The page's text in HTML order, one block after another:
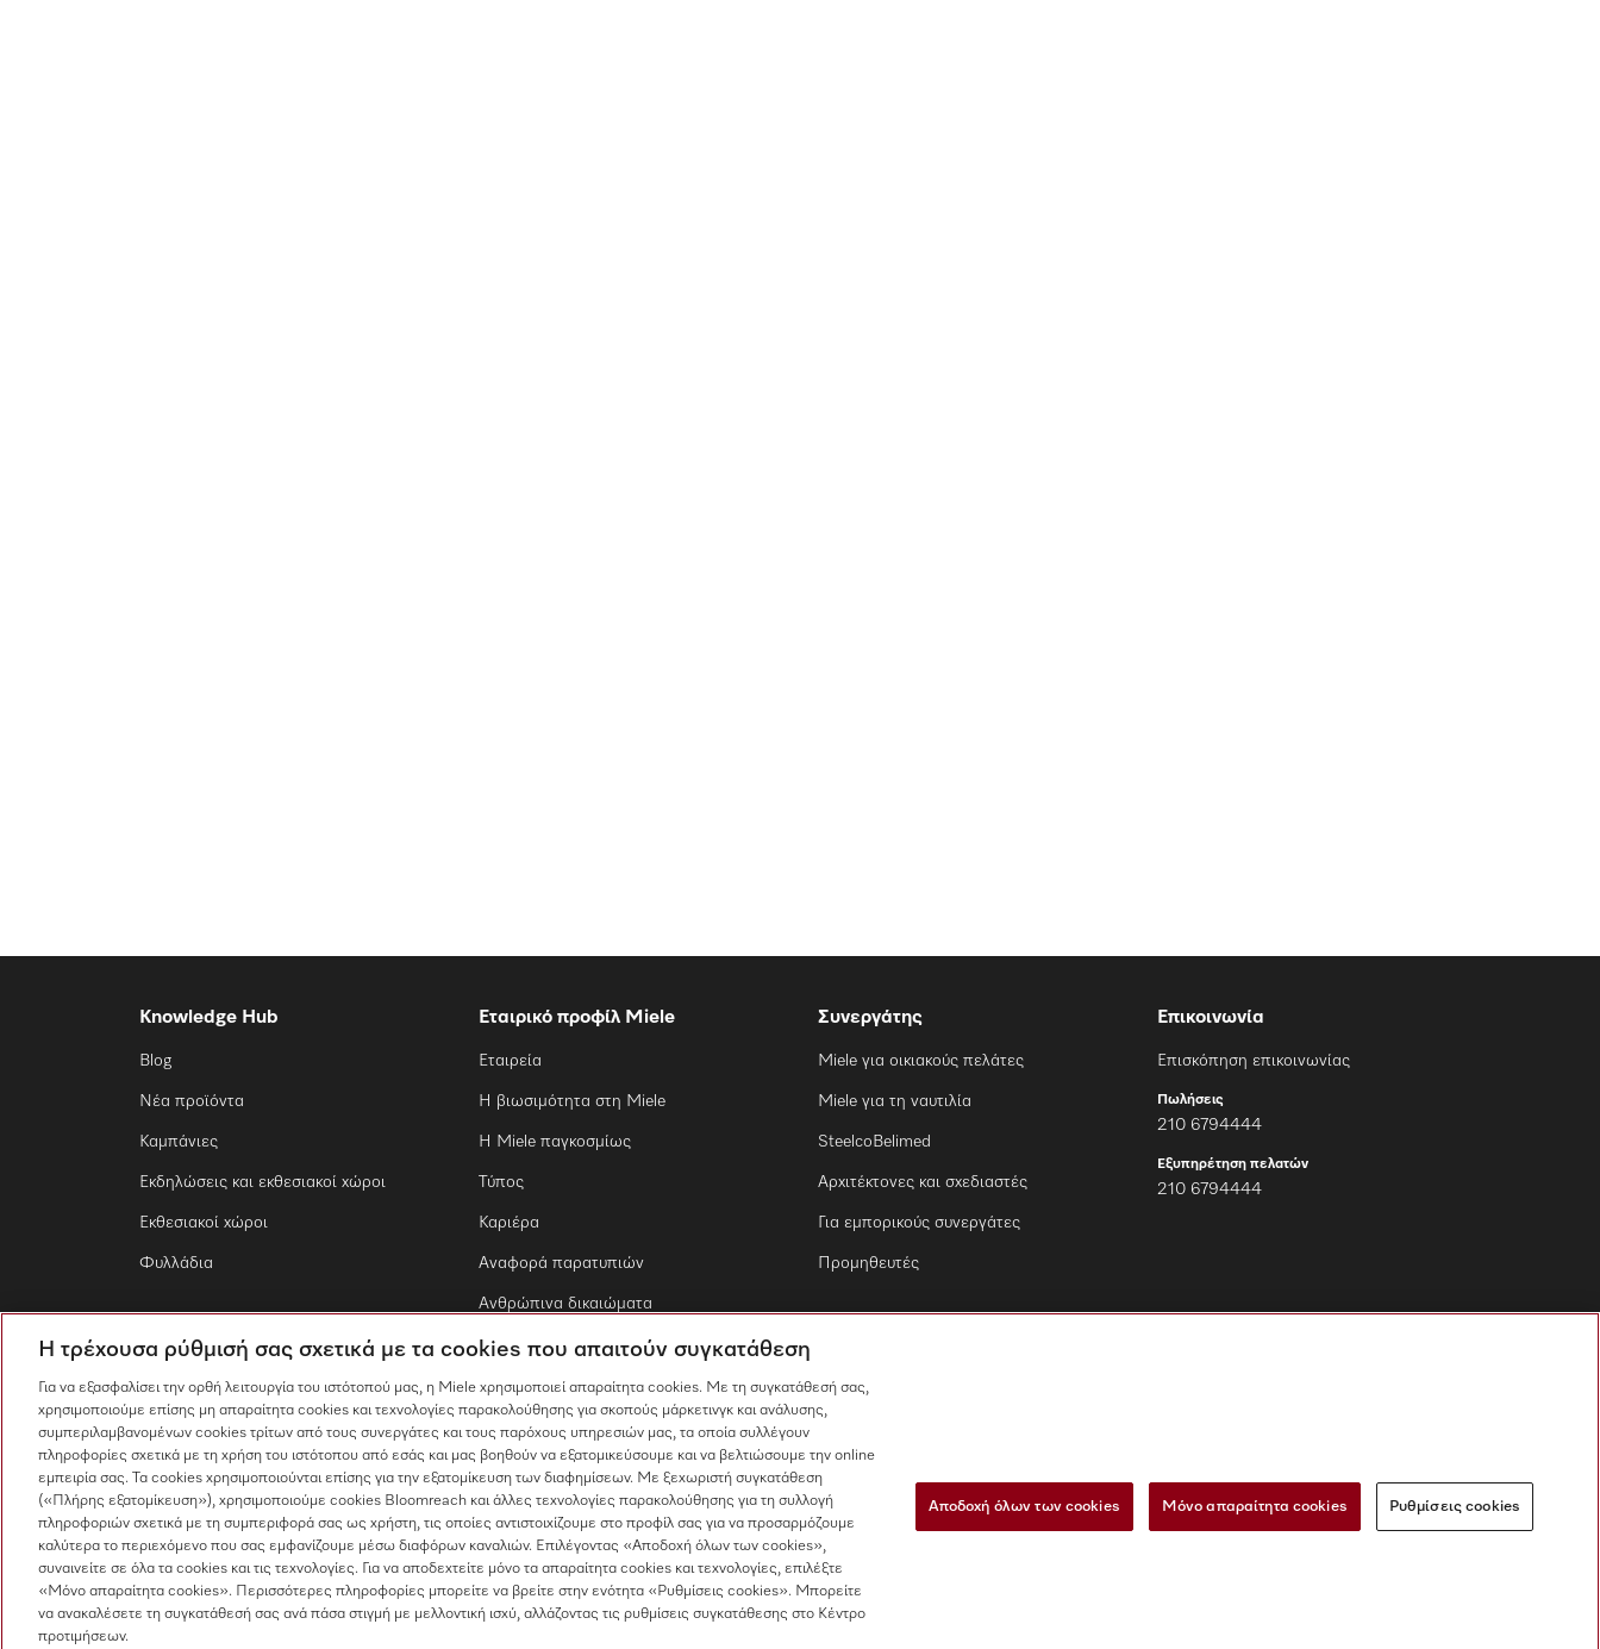
Knowledge Hub
Blog
Νέα προϊόντα
Καμπάνιες
Εκδηλώσεις και εκθεσιακοί χώροι
Εκθεσιακοί χώροι
Φυλλάδια
Εταιρικό προφίλ Miele
Εταιρεία
Η βιωσιμότητα στη Miele
Η Miele παγκοσμίως
Τύπος
Καριέρα
Αναφορά παρατυπιών
Ανθρώπινα δικαιώματα
Συνεργάτης
Miele για οικιακούς πελάτες
Miele για τη ναυτιλία
SteelcoBelimed
Αρχιτέκτονες και σχεδιαστές
Για εμπορικούς συνεργάτες
Προμηθευτές
Επικοινωνία
Επισκόπηση επικοινωνίας
Πωλήσεις
210 6794444
Εξυπηρέτηση πελατών
210 6794444
Η τρέχουσα ρύθμισή σας σχετικά με τα cookies που απαιτούν συγκατάθεση
Για να εξασφαλίσει την ορθή λειτουργία του ιστότοπού μας, η Miele χρησιμοποιεί απαραίτητα cookies. Με τη συγκατάθεσή σας,
χρησιμοποιούμε επίσης μη απαραίτητα cookies και τεχνολογίες παρακολούθησης για σκοπούς μάρκετινγκ και ανάλυσης,
συμπεριλαμβανομένων cookies τρίτων από τους συνεργάτες και τους παρόχους υπηρεσιών μας, τα οποία συλλέγουν
πληροφορίες σχετικά με τη χρήση του ιστότοπου από εσάς και μας βοηθούν να εξατομικεύσουμε και να βελτιώσουμε την online
εμπειρία σας. Τα cookies χρησιμοποιούνται επίσης για την εξατομίκευση των διαφημίσεων. Με ξεχωριστή συγκατάθεση
(«Πλήρης εξατομίκευση»), χρησιμοποιούμε cookies Bloomreach και άλλες τεχνολογίες παρακολούθησης για τη συλλογή
πληροφοριών σχετικά με τη συμπεριφορά σας ως χρήστη, τις οποίες αντιστοιχίζουμε στο προφίλ σας για να προσαρμόζουμε
καλύτερα το περιεχόμενο που σας εμφανίζουμε μέσω διαφόρων καναλιών. Επιλέγοντας «Αποδοχή όλων των cookies»,
συναινείτε σε όλα τα cookies και τις τεχνολογίες. Για να αποδεχτείτε μόνο τα απαραίτητα cookies και τεχνολογίες, επιλέξτε
«Μόνο απαραίτητα cookies». Περισσότερες πληροφορίες μπορείτε να βρείτε στην ενότητα «Ρυθμίσεις cookies». Μπορείτε
να ανακαλέσετε τη συγκατάθεσή σας ανά πάσα στιγμή με μελλοντική ισχύ, αλλάζοντας τις ρυθμίσεις συγκατάθεσης στο Κέντρο
προτιμήσεων.
Αποδοχή όλων των cookies Μόνο απαραίτητα cookies Ρυθμίσεις cookies